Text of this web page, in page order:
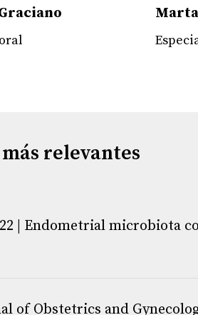
relevantes
| Endometrial microbiota
of Obstetrics and